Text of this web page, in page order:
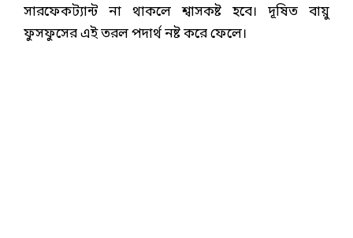
সারফেকট্যান্ট না থাকলে শ্বাসকষ্ট হবে। দূষিত বায়ু
ফুসফুসের এই তরল পদার্থ নষ্ট করে ফেলে।